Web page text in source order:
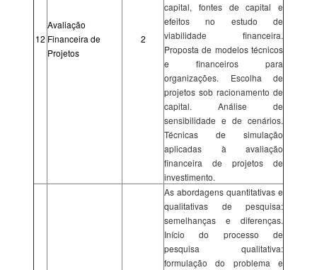
12
Avaliação
Financeira de
Projetos
2
capital, fontes de capital e
efeitos no estudo de
viabilidade financeira.
Proposta de modelos técnicos
e financeiros para
organizações. Escolha de
projetos sob racionamento de
capital. Análise de
sensibilidade e de cenários.
Técnicas de simulação
aplicadas à avaliação
financeira de projetos de
investimento.
As abordagens quantitativas e
qualitativas de pesquisa:
semelhanças e diferenças.
Início do processo de
pesquisa qualitativa:
formulação do problema e